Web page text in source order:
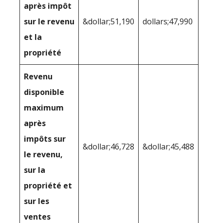
après impôt
sur le revenu
et la
propriété
&dollar;51,190 dollars;47,990
Revenu
disponible
maximum
après
impôts sur
le revenu,
sur la
propriété et
sur les
ventes
&dollar;46,728 &dollar;45,488